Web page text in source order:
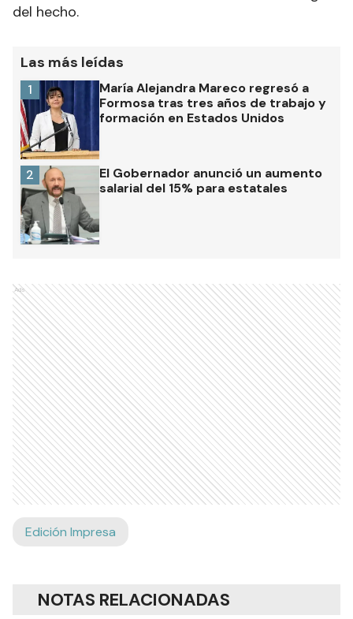
del hecho.
Las más leídas
María Alejandra Mareco regresó a
Formosa tras tres años de trabajo y
formación en Estados Unidos
1
El Gobernador anunció un aumento
salarial del 15% para estatales
2
Ads
Edición Impresa
NOTAS RELACIONADAS